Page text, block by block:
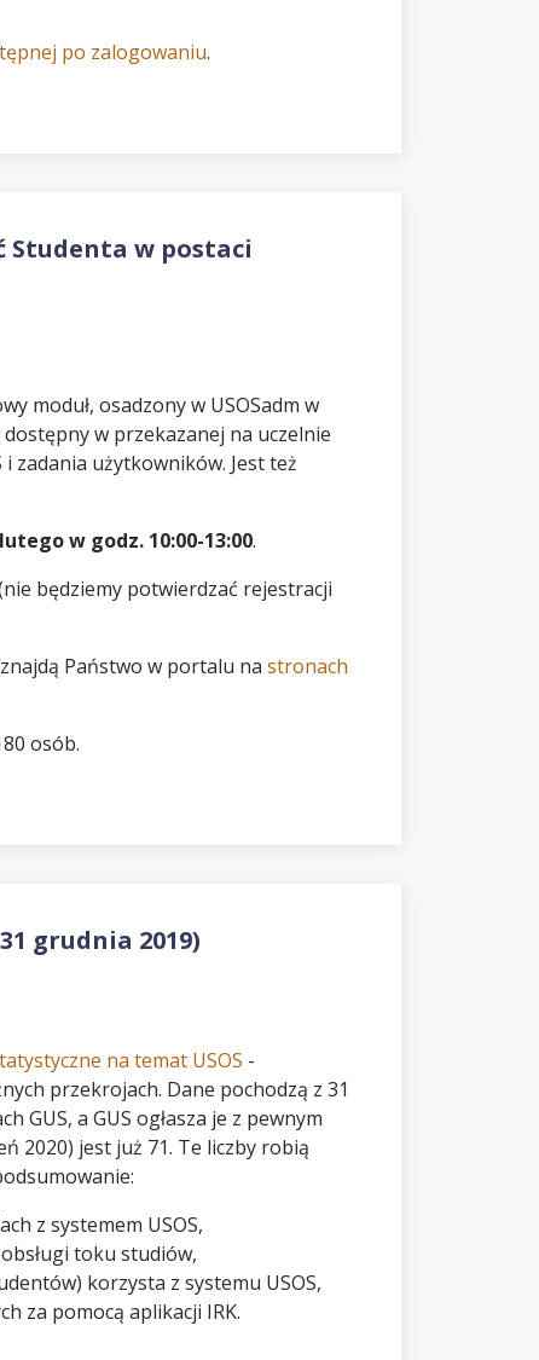
po zalogowaniu.
Studenta w postaci
moduł, osadzony w USOSadm w
dostępny w przekazanej na uczelnie
i zadania użytkowników. Jest też
w godz. 10:00-13:00.
będziemy potwierdzać rejestracji
Państwo w portalu na stronach
osób.
grudnia 2019)
na temat USOS -
przekrojach. Dane pochodzą z 31
a GUS ogłasza je z pewnym
2020) jest już 71. Te liczby robią
z systemem USOS,
toku studiów,
korzysta z systemu USOS,
za pomocą aplikacji IRK.